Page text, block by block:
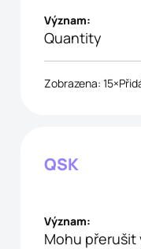
Význam:
Quantity
Zobrazena: 15×
QSK
Význam:
Mohu přerušit